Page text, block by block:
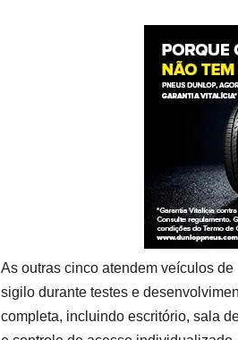
As outras cinco atendem veículos
sigilo durante testes e
completa, incluindo escritório, sala